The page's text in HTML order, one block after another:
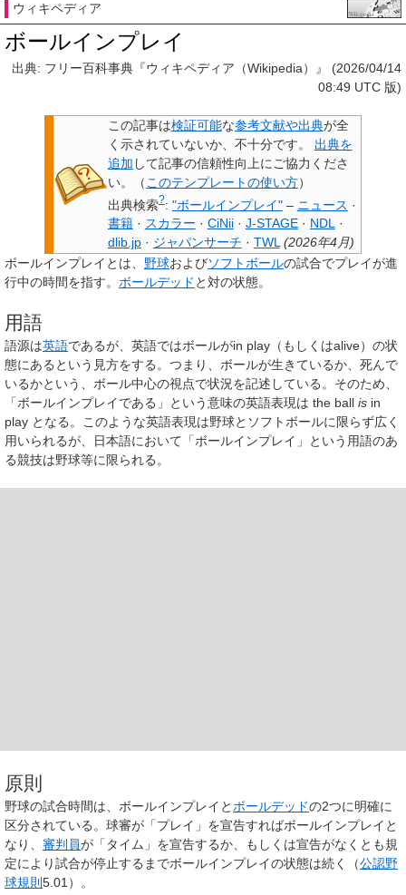
ウィキペディア
ボールインプレイ
出典: フリー百科事典『ウィキペディア（Wikipedia）』 (2026/04/14
08:49 UTC 版)
この記事は検証可能な参考文献や出典が全
く示されていないか、不十分です。
出典を
追加 して記事の信頼性向上にご協力くださ
い。
（ このテンプレートの使い方）
出典検索?: "ボールインプレイ" – ニュース ·
書籍 · スカラー · CiNii · J-STAGE · NDL ·
dlib.jp · ジャパンサーチ · TWL (2026年4月)
ボールインプレイ とは、 野球およびソフトボールの試合でプレイが進
行中の時間を指す。 ボールデッド と対の状態。
用語
語源は英語であるが、英語ではボールがin play（もしくはalive）の状
態にあるという見方をする。つまり、ボールが生きているか、死んで
いるかという、ボール中心の視点で状況を記述している。そのため、
「ボールインプレイである」という意味の英語表現は the ball is in
play となる。このような英語表現は野球とソフトボールに限らず広く
用いられるが、日本語において「ボールインプレイ」という用語のあ
る競技は野球等に限られる。
原則
野球の試合時間は、ボールインプレイとボールデッドの2つに明確に
区分されている。球審が「プレイ」を宣告すればボールインプレイと
なり、 審判員が「タイム」を宣告するか、もしくは宣告がなくとも規
定により試合が停止するまでボールインプレイの状態は続く（公認野
球規則 5.01）。